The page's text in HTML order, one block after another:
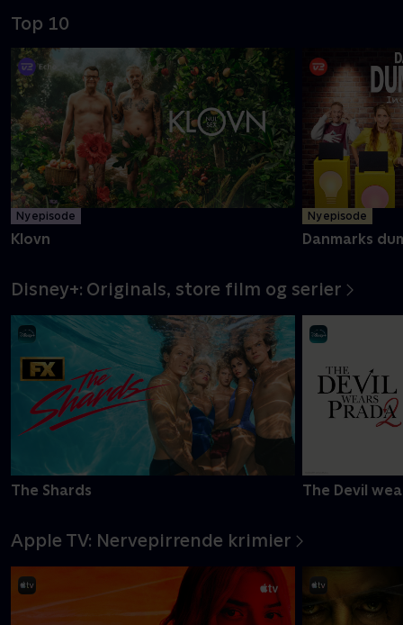
Top 10
Ny episode
Klovn
Ny episode
Danmarks
Disney+: Originals, store film og serier
The Shards The Devil
Apple TV: Nervepirrende krimier